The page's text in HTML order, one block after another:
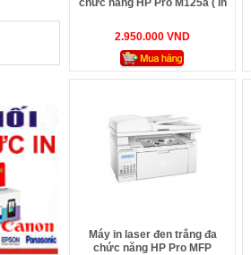
chức năng HP Pro M125a ( in
2.950.000 VND
Máy in laser đen trắng đa
chức năng HP Pro MFP